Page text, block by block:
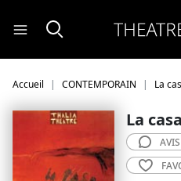
Accueil CONTEMPORAIN La
La
AVIS